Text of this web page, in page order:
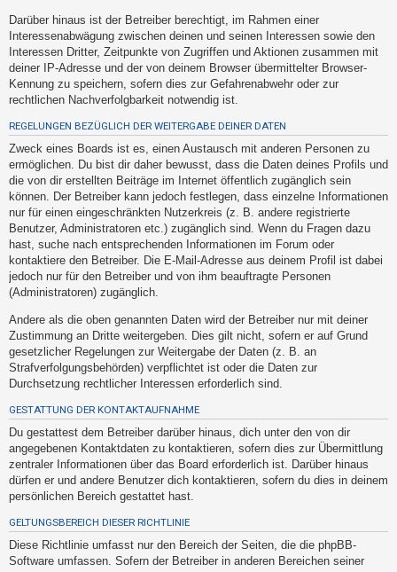
A
k
t
i
v
e
T
h
e
m
e
n
S
u
c
e
F
A
Q
Darüber hinaus ist der Betreiber berechtigt, im Rahmen einer
Interessenabwägung zwischen deinen und seinen Interessen sowie den
Interessen Dritter, Zeitpunkte von Zugriffen und Aktionen zusammen mit
deiner IP-Adresse und der von deinem Browser übermittelter Browser-
Kennung zu speichern, sofern dies zur Gefahrenabwehr oder zur
rechtlichen Nachverfolgbarkeit notwendig ist.
REGELUNGEN BEZÜGLICH DER WEITERGABE DEINER DATEN
Zweck eines Boards ist es, einen Austausch mit anderen Personen zu
ermöglichen. Du bist dir daher bewusst, dass die Daten deines Profils und
die von dir erstellten Beiträge im Internet öffentlich zugänglich sein
können. Der Betreiber kann jedoch festlegen, dass einzelne Informationen
nur für einen eingeschränkten Nutzerkreis (z. B. andere registrierte
Benutzer, Administratoren etc.) zugänglich sind. Wenn du Fragen dazu
hast, suche nach entsprechenden Informationen im Forum oder
kontaktiere den Betreiber. Die E-Mail-Adresse aus deinem Profil ist dabei
jedoch nur für den Betreiber und von ihm beauftragte Personen
(Administratoren) zugänglich.
Andere als die oben genannten Daten wird der Betreiber nur mit deiner
Zustimmung an Dritte weitergeben. Dies gilt nicht, sofern er auf Grund
gesetzlicher Regelungen zur Weitergabe der Daten (z. B. an
Strafverfolgungsbehörden) verpflichtet ist oder die Daten zur
Durchsetzung rechtlicher Interessen erforderlich sind.
GESTATTUNG DER KONTAKTAUFNAHME
Du gestattest dem Betreiber darüber hinaus, dich unter den von dir
angegebenen Kontaktdaten zu kontaktieren, sofern dies zur Übermittlung
zentraler Informationen über das Board erforderlich ist. Darüber hinaus
dürfen er und andere Benutzer dich kontaktieren, sofern du dies in deinem
persönlichen Bereich gestattet hast.
GELTUNGSBEREICH DIESER RICHTLINIE
Diese Richtlinie umfasst nur den Bereich der Seiten, die die phpBB-
Software umfassen. Sofern der Betreiber in anderen Bereichen seiner